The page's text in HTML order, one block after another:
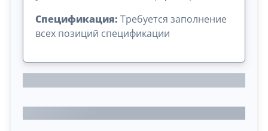
Спецификация: Требуется заполнение
всех позиций спецификации